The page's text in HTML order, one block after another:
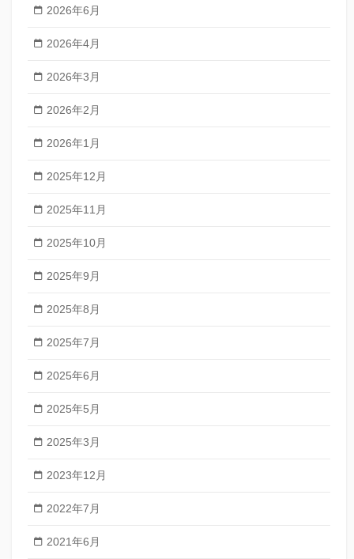
2026年6月
2026年4月
2026年3月
2026年2月
2026年1月
2025年12月
2025年11月
2025年10月
2025年9月
2025年8月
2025年7月
2025年6月
2025年5月
2025年3月
2023年12月
2022年7月
2021年6月